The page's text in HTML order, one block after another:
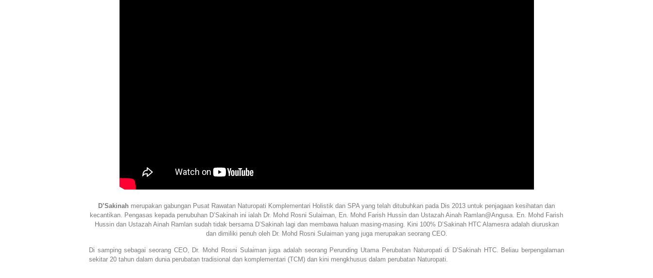
D’Sakinah merupakan gabungan Pusat Rawatan Naturopati Komplementari Holistik dan SPA yang telah ditubuhkan pada Dis 2013 untuk penjagaan kesihatan dan
kecantikan. Pengasas kepada penubuhan D’Sakinah ini ialah Dr. Mohd Rosni Sulaiman, En. Mohd Farish Hussin dan Ustazah Ainah Ramlan@Angusa. En. Mohd Farish
Hussin dan Ustazah Ainah Ramlan sudah tidak bersama D’Sakinah lagi dan membawa haluan masing-masing. Kini 100% D’Sakinah HTC Alamesra adalah diuruskan
dan dimiliki penuh oleh Dr. Mohd Rosni Sulaiman yang juga merupakan seorang CEO.
Di samping sebagai seorang CEO, Dr. Mohd Rosni Sulaiman juga adalah seorang Perunding Utama Perubatan Naturopati di D’Sakinah HTC. Beliau berpengalaman
sekitar 20 tahun dalam dunia perubatan tradisional dan komplementari (TCM) dan kini mengkhusus dalam perubatan Naturopati.